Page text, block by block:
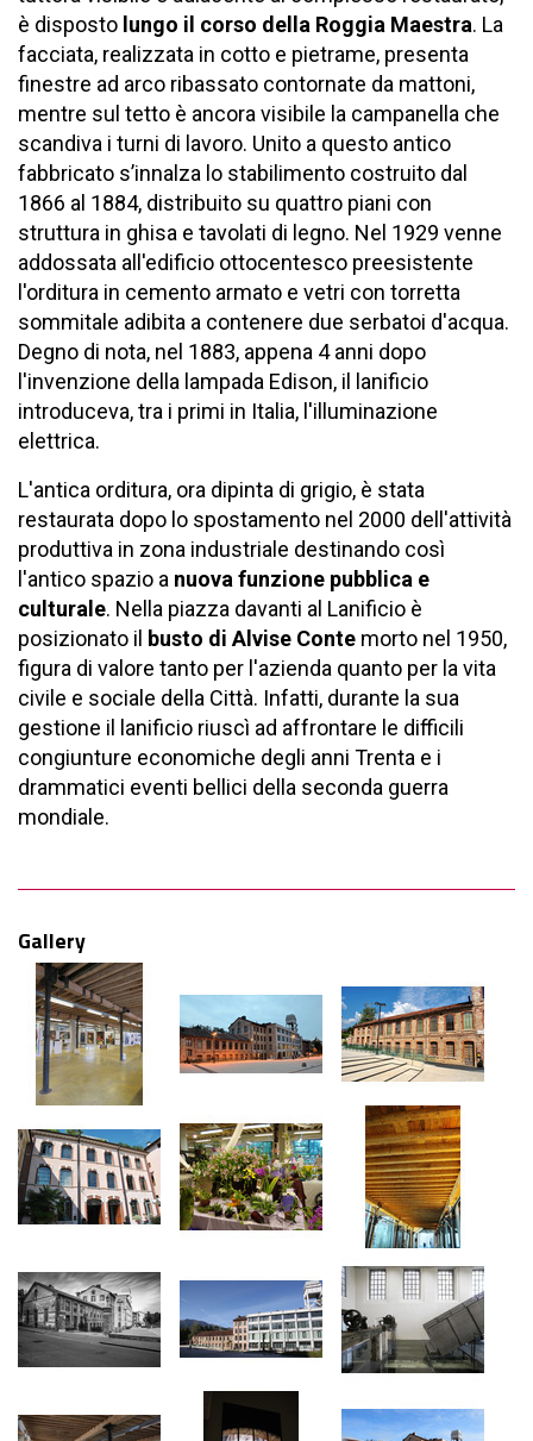
è disposto lungo il corso della Roggia Maestra. La
facciata, realizzata in cotto e pietrame, presenta
finestre ad arco ribassato contornate da mattoni,
mentre sul tetto è ancora visibile la campanella che
scandiva i turni di lavoro. Unito a questo antico
fabbricato s’innalza lo stabilimento costruito dal
1866 al 1884, distribuito su quattro piani con
struttura in ghisa e tavolati di legno. Nel 1929 venne
addossata all'edificio ottocentesco preesistente
l'orditura in cemento armato e vetri con torretta
sommitale adibita a contenere due serbatoi d'acqua.
Degno di nota, nel 1883, appena 4 anni dopo
l'invenzione della lampada Edison, il lanificio
introduceva, tra i primi in Italia, l'illuminazione
elettrica.
L'antica orditura, ora dipinta di grigio, è stata
restaurata dopo lo spostamento nel 2000 dell'attività
produttiva in zona industriale destinando così
l'antico spazio a nuova funzione pubblica e
culturale. Nella piazza davanti al Lanificio è
posizionato il busto di Alvise Conte morto nel 1950,
figura di valore tanto per l'azienda quanto per la vita
civile e sociale della Città. Infatti, durante la sua
gestione il lanificio riuscì ad affrontare le difficili
congiunture economiche degli anni Trenta e i
drammatici eventi bellici della seconda guerra
mondiale.
Gallery